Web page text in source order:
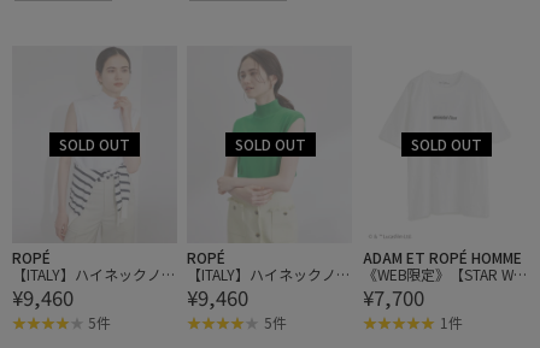
ROPÉ
【ITALY】ハイネックノー
スリーブニット
¥9,460
5件
ROPÉ
【ITALY】ハイネックノー
スリーブニット
¥9,460
5件
ADAM ET ROPÉ HOMME
《WEB限定》【STAR WA
RS × 10 CULTURE】ORI
GINAL HAN SOLO T-SHIR
T / UNISEX
¥7,700
1件